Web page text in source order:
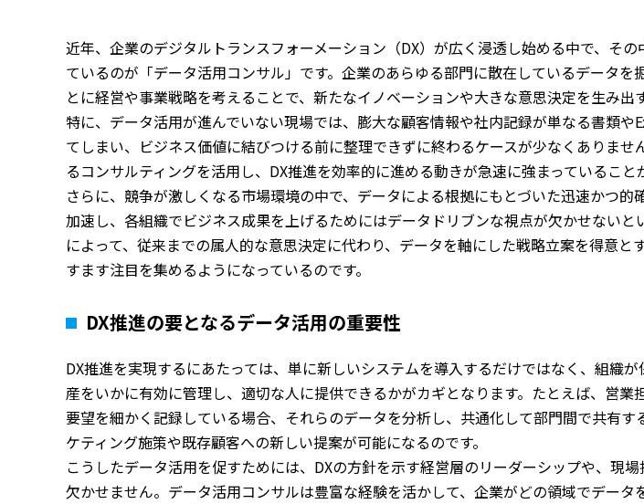
近年、企業のデジタルトランスフォーメーション（DX）が広く浸透し始める中で、そ
ているのが「データ活用コンサル」です。企業のあらゆる部門に散在しているデータを
とに経営や事業戦略を考えることで、新たなイノベーションや大きな意思決定を生み出
特に、データ活用が進んでいない現場では、膨大な顧客情報や社内記録が単なる書類や
てしまい、ビジネス価値に結びつける前に整理できずに終わるケースが少なくありませ
るコンサルティングを活用し、DX推進を効率的に進める動きが急速に強まっていること
さらに、競争が激しくなる市場環境の中で、データによる根拠にもとづいた迅速かつ的
加速し、各組織でビジネス成果を上げるためにはデータドリブンな視点が欠かせないと
によって、従来までの属人的な意思決定に代わり、データを軸にした戦略立案を得意と
すます注目を集めるようになっているのです。
DX推進の要となるデータ活用の重要性
DX推進を実現するにあたっては、単に新しいシステムを導入するだけではなく、組織
産をいかに有効に管理し、適切な人に提供できるかがカギとなります。たとえば、営業
要望を細かく記録している場合、それらのデータを分析し、共通化して部門間で共有す
ケティング施策や既存顧客への新しい提案が可能になるのです。
こうしたデータ活用を促すためには、DXの方針を示す経営層のリーダーシップや、現
欠かせません。データ活用コンサルは豊富な経験を活かして、企業がどの領域でデータ